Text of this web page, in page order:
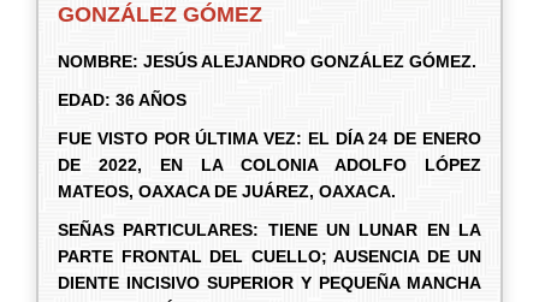
GONZÁLEZ GÓMEZ
NOMBRE: JESÚS ALEJANDRO GONZÁLEZ GÓMEZ.
EDAD: 36 AÑOS
FUE VISTO POR ÚLTIMA VEZ: EL DÍA 24 DE ENERO
DE 2022, EN LA COLONIA ADOLFO LÓPEZ
MATEOS, OAXACA DE JUÁREZ, OAXACA.
SEÑAS PARTICULARES: TIENE UN LUNAR EN LA
PARTE FRONTAL DEL CUELLO; AUSENCIA DE UN
DIENTE INCISIVO SUPERIOR Y PEQUEÑA MANCHA